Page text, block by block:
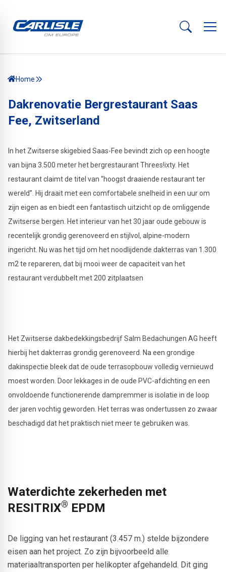
Home
Dakrenovatie Bergrestaurant Saas
Fee, Zwitserland
In het Zwitserse skigebied Saas-Fee bevindt zich op een hoogte
van bijna 3.500 meter het bergrestaurant Threes!ixty. Het
restaurant claimt de titel van “hoogst draaiende restaurant ter
wereld”. Hij draait met een comfortabele snelheid in een uur om
zijn eigen as en biedt een fantastisch uitzicht op de omliggende
Zwitserse bergen. Het interieur van het 30 jaar oude gebouw is
recentelijk grondig gerenoveerd en stijlvol, alpine-modern
ingericht. Nu was het tijd om het noodlijdende dakterras van 1.300
m2 te repareren, dat bij mooi weer de capaciteit van het
restaurant verdubbelt met 200 zitplaatsen
Het Zwitserse dakbedekkingsbedrijf Salm Bedachungen AG heeft
hierbij het dakterras grondig gerenoveerd. Na een grondige
dakinspectie bleek dat de oude terrasopbouw volledig vernieuwd
moest worden. Door lekkages in de oude PVC-afdichting en een
onvoldoende functionerende dampremmer is isolatie in de loop
der jaren vochtig geworden. Het terras was ondertussen zo zwaar
beschadigd dat het praktisch niet meer te gebruiken was.
Waterdichte zekerheden met
RESITRIX® EPDM
De ligging van het restaurant (3.457 m.) stelde bijzondere
eisen aan het project. Zo zijn bijvoorbeeld alle
materiaaltransporten per helikopter afgehandeld. Dit ging